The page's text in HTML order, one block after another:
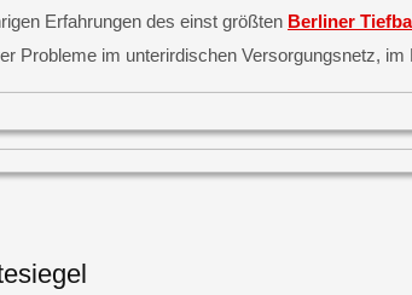
Erfahrungen des einst größten Berliner
Probleme im unterirdischen Versorgungsnetz,